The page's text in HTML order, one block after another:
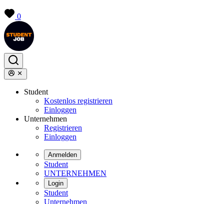
0
Student
Kostenlos registrieren
Einloggen
Unternehmen
Registrieren
Einloggen
Anmelden
Student
UNTERNEHMEN
Login
Student
Unternehmen